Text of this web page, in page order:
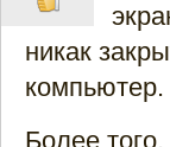
никак
компьютер.
Более